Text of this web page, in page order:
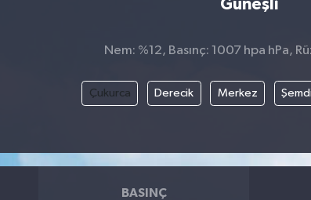
Güneşli
Nem: %12, Basınç: 1007 hpa hPa,
Çukurca Derecik Merkez
BASINÇ